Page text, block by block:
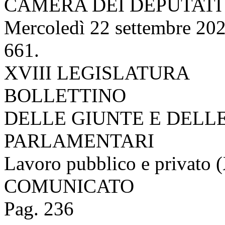
CAMERA DEI DEPUTATI
Mercoledì 22 settembre
661.
XVIII LEGISLATURA
BOLLETTINO
DELLE GIUNTE E
PARLAMENTARI
Lavoro pubblico e privato
COMUNICATO
Pag. 236